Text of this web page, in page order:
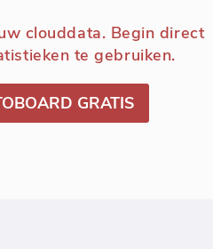
clouddata. Begin direct
te gebruiken.
GRATIS